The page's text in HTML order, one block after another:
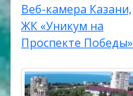
Веб-камера Казани,
ЖК «Уникум на
Проспекте Победы»